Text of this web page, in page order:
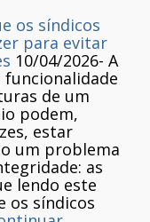
os síndicos
para evitar
10/04/2026- A
funcionalidade
de um
podem,
estar
um problema
as
lendo este
os síndicos